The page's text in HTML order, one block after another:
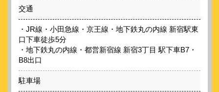
交通
・JR線・小田急線・京王線・地下鉄丸の内線 新宿駅東
口下車徒歩5分
・地下鉄丸の内線・都営新宿線 新宿3丁目 駅下車B7・
B8出口
駐車場